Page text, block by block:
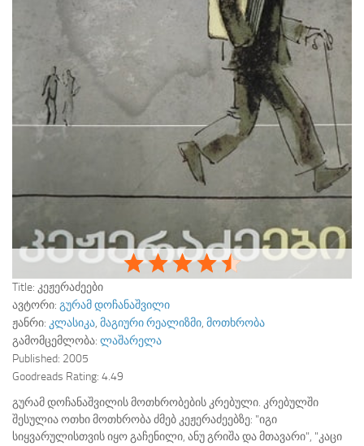
Title: კეჟერაძეები
ავტორი: გურამ დოჩანაშვილი
ჟანრი: კლასიკა, მაგიური რეალიზმი, მოთხრობა
გამომცემლობა: ლაშარელა
Published: 2005
Goodreads Rating: 4.49
გურამ დოჩანაშვილის მოთხრობების კრებული. კრებულში
შესულია ოთხი მოთხრობა ძმებ კეჟერაძეებზე: "იგი
სიყვარულისთვის იყო გაჩენილი, ანუ გრიშა და მთავარი", "კაცი